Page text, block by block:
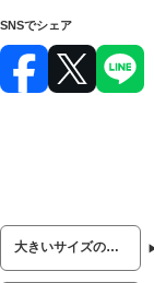
SNSでシェア
大きいサイズのメンズ服